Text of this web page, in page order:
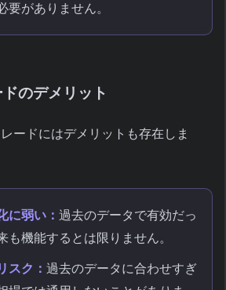
要がありません。
のデメリット
ードにはデメリットも存在しま
に弱い： 過去のデータで有効だっ
も機能するとは限りません。
スク： 過去のデータに合わせすぎ